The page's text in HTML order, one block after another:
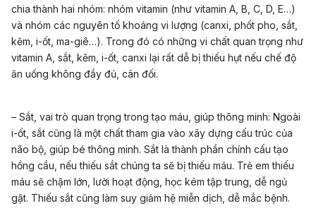
chia thành hai nhóm: nhóm vitamin (như vitamin A, B, C, D, E…)
và nhóm các nguyên tố khoáng vi lượng (canxi, phốt pho, sắt,
kẽm, i-ốt, ma-giê…). Trong đó có những vi chất quan trọng như
vitamin A, sắt, kẽm, i-ốt, canxi lại rất dễ bị thiếu hụt nếu chế độ
ăn uống không đầy đủ, cân đối.
– Sắt, vai trò quan trọng trong tạo máu, giúp thông minh: Ngoài
i-ốt, sắt cũng là một chất tham gia vào xây dựng cấu trúc của
não bộ, giúp bé thông minh. Sắt là thành phần chính cấu tạo
hồng cầu, nếu thiếu sắt chúng ta sẽ bị thiếu máu. Trẻ em thiếu
máu sẽ chậm lớn, lười hoạt động, học kém tập trung, dễ ngủ
gật. Thiếu sắt cũng làm suy giảm hệ miễn dịch, dễ mắc bệnh.